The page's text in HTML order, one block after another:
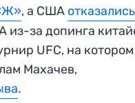
, а США отказались
из-за допинга
UFC, на
Махачев,
.